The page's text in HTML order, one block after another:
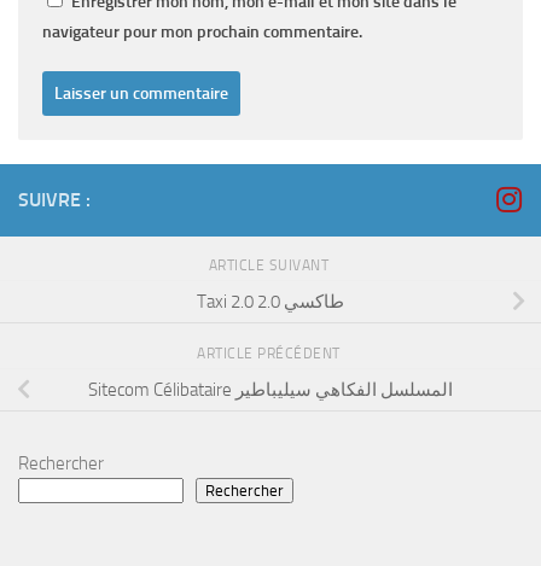
navigateur pour mon prochain commentaire.
SUIVRE :
ARTICLE SUIVANT
Taxi 2.0 طاكسي 2.0
ARTICLE PRÉCÉDENT
Sitecom Célibataire المسلسل الفكاهي سيليباطير
Rechercher
Rechercher